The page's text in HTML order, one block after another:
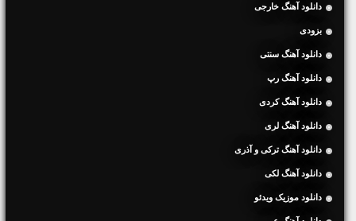
دانلود آهنگ خارجی
بزودی
دانلود آهنگ سنتی
دانلود آهنگ رپ
دانلود آهنگ کردی
دانلود آهنگ لری
دانلود آهنگ ترکی و آذری
دانلود آهنگ لکی
دانلود موزیک ویدئو